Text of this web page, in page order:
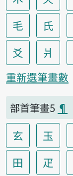
毛
氏
爻
爿
重新選筆畫數
部首筆畫5 ¶
玄 玉
田
疋